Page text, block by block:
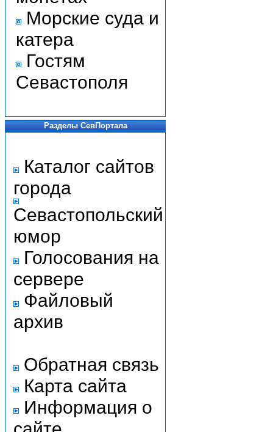
Морские суда и
катера
Гостям
Севастополя
Разделы СевПортала
Каталог сайтов
города
Севастопольский
юмор
Голосования на
сервере
Файловый
архив
Обратная связь
Карта сайта
Информация о